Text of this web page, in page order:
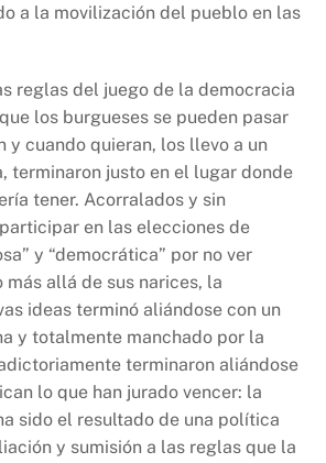
a la movilización del pueblo en las
reglas del juego de la democracia
los burgueses se pueden pasar
y cuando quieran, los llevo a un
terminaron justo en el lugar donde
tener. Acorralados y sin
en las elecciones de
y “democrática” por no ver
allá de sus narices, la
ideas terminó aliándose con un
y totalmente manchado por la
terminaron aliándose
lo que han jurado vencer: la
sido el resultado de una política
y sumisión a las reglas que la